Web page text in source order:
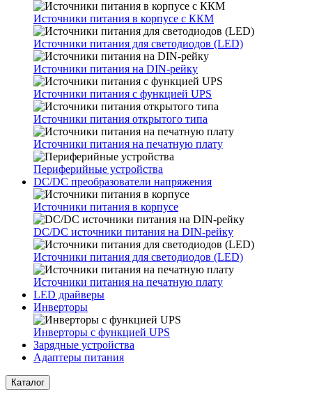
Источники питания в корпусе с ККМ
Источники питания для светодиодов (LED)
Источники питания на DIN-рейку
Источники питания с функцией UPS
Источники питания открытого типа
Источники питания на печатную плату
Периферийные устройства
DC/DC преобразователи напряжения
Источники питания в корпусе
DC/DC источники питания на DIN-рейку
Источники питания для светодиодов (LED)
Источники питания на печатную плату
LED драйверы
Инверторы
Инверторы с функцией UPS
Зарядные устройства
Адаптеры питания
Каталог